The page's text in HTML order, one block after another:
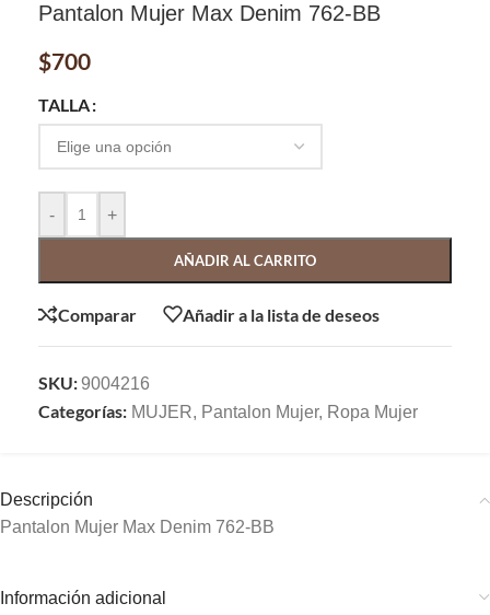
Pantalon Mujer Max Denim 762-BB
$700
TALLA
- +
AÑADIR AL CARRITO
Comparar Añadir a la lista de deseos
SKU:9004216
Categorías: MUJER, Pantalon Mujer, Ropa Mujer
Descripción
Pantalon Mujer Max Denim 762-BB
Información adicional